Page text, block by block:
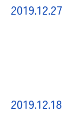
2019.12.27
2019.12.18